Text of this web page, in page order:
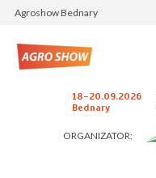
Agroshow Bednary
18-20.09.2026
Bednary
ORGANIZATOR: